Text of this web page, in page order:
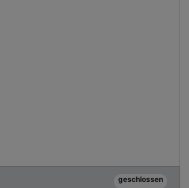
geschlossen